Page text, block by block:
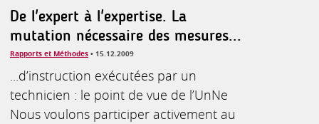
De l'expert à l'expertise. La
mutation nécessaire des mesures...
Rapports et Méthodes • 15.12.2009
...d’instruction exécutées par un
technicien : le point de vue de l’UnNe
Nous voulons participer activement au